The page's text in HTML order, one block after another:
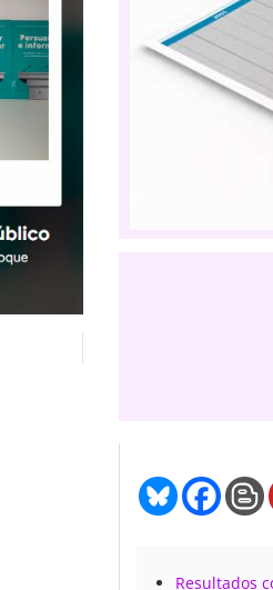
Resultados